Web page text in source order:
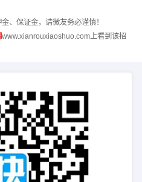
、保证金，请微友务必谨慎！
www.xianrouxiaoshuo.com上看到该招